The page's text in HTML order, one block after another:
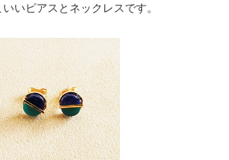
いピアスとネックレスです。